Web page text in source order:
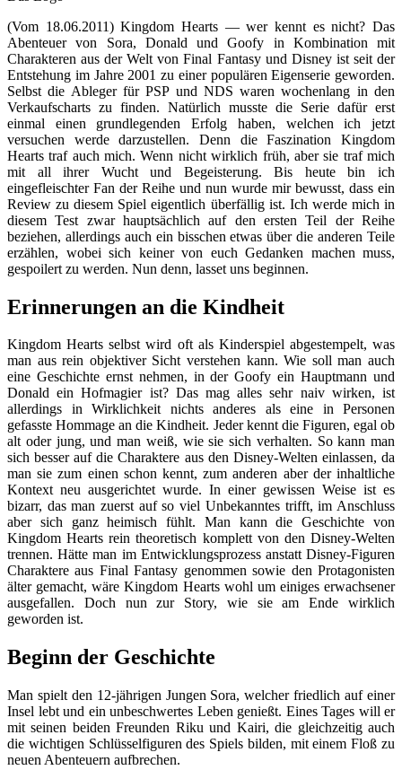
(Vom 18.06.2011) Kingdom Hearts — wer kennt es nicht? Das
Abenteuer von Sora, Donald und Goofy in Kombination mit
Charakteren aus der Welt von Final Fantasy und Disney ist seit der
Entstehung im Jahre 2001 zu einer populären Eigenserie geworden.
Selbst die Ableger für PSP und NDS waren wochenlang in den
Verkaufscharts zu finden. Natürlich musste die Serie dafür erst
einmal einen grundlegenden Erfolg haben, welchen ich jetzt
versuchen werde darzustellen. Denn die Faszination Kingdom
Hearts traf auch mich. Wenn nicht wirklich früh, aber sie traf mich
mit all ihrer Wucht und Begeisterung. Bis heute bin ich
eingefleischter Fan der Reihe und nun wurde mir bewusst, dass ein
Review zu diesem Spiel eigentlich überfällig ist. Ich werde mich in
diesem Test zwar hauptsächlich auf den ersten Teil der Reihe
beziehen, allerdings auch ein bisschen etwas über die anderen Teile
erzählen, wobei sich keiner von euch Gedanken machen muss,
gespoilert zu werden. Nun denn, lasset uns beginnen.
Erinnerungen an die Kindheit
Kingdom Hearts selbst wird oft als Kinderspiel abgestempelt, was
man aus rein objektiver Sicht verstehen kann. Wie soll man auch
eine Geschichte ernst nehmen, in der Goofy ein Hauptmann und
Donald ein Hofmagier ist? Das mag alles sehr naiv wirken, ist
allerdings in Wirklichkeit nichts anderes als eine in Personen
gefasste Hommage an die Kindheit. Jeder kennt die Figuren, egal ob
alt oder jung, und man weiß, wie sie sich verhalten. So kann man
sich besser auf die Charaktere aus den Disney-Welten einlassen, da
man sie zum einen schon kennt, zum anderen aber der inhaltliche
Kontext neu ausgerichtet wurde. In einer gewissen Weise ist es
bizarr, das man zuerst auf so viel Unbekanntes trifft, im Anschluss
aber sich ganz heimisch fühlt. Man kann die Geschichte von
Kingdom Hearts rein theoretisch komplett von den Disney-Welten
trennen. Hätte man im Entwicklungsprozess anstatt Disney-Figuren
Charaktere aus Final Fantasy genommen sowie den Protagonisten
älter gemacht, wäre Kingdom Hearts wohl um einiges erwachsener
ausgefallen. Doch nun zur Story, wie sie am Ende wirklich
geworden ist.
Beginn der Geschichte
Man spielt den 12-jährigen Jungen Sora, welcher friedlich auf einer
Insel lebt und ein unbeschwertes Leben genießt. Eines Tages will er
mit seinen beiden Freunden Riku und Kairi, die gleichzeitig auch
die wichtigen Schlüsselfiguren des Spiels bilden, mit einem Floß zu
neuen Abenteuern aufbrechen.